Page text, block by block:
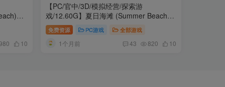
10
【PC/官中/3D/模拟经营/探索游
戏/12.60G】夏日海滩 (Summer Beach)
Steam官中步兵版+3D模拟经营探索游戏
+12.60G
免费资源 PC游戏 全部游戏
1个月前 43 820 10